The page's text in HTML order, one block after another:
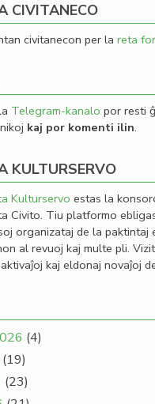
CIVITANECO
civitanecon per la reta
Telegram-kanalo por resti
kaj por komenti ilin.
KULTURSERVO
Kulturservo estas la
Civito. Tiu platformo
organizataj de la paktintaj
al revuoj kaj multe pli.
kaj eldonaj novaĵoj
(4)
(19)
(23)